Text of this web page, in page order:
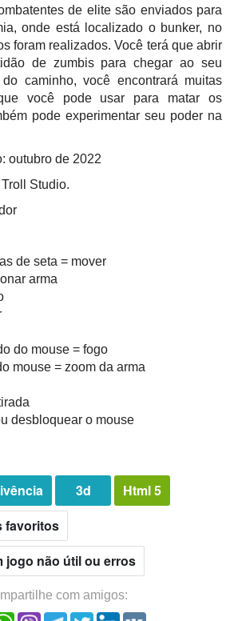
de elite são enviados para
onde está localizado o bunker, no
foram realizados. Você terá que abrir
de zumbis para chegar ao seu
caminho, você encontrará muitas
você pode usar para matar os
pode experimentar seu poder na
outubro de 2022
Studio.
de seta = mover
arma
do mouse = fogo
mouse = zoom da arma
desbloquear o mouse
3d
Html 5
favoritos
jogo não útil ou erros
com amigos: